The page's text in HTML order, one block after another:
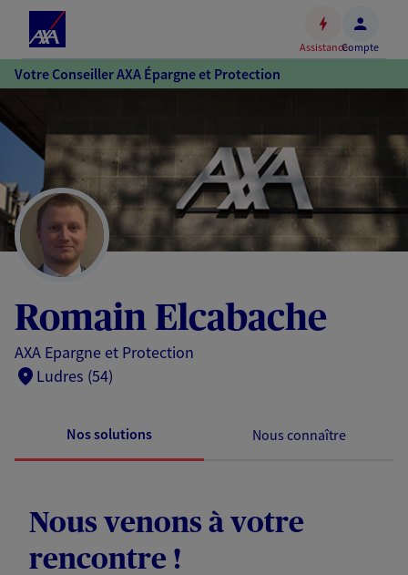
Accéder
au
Accéder
au
pied
de
page
AssistanceCompte
Votre Conseiller AXA Épargne et Protection
Romain Elcabache
AXA Epargne et Protection
Ludres (54)
Nos solutions Nous connaître
Nous venons à votre
rencontre !